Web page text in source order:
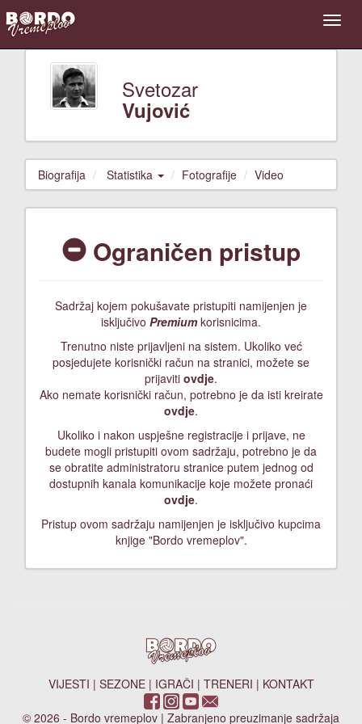
Svetozar
Vujović
Biografija Statistika Fotografije Video
Ograničen pristup
Sadržaj kojem pokušavate pristupiti namijenjen je
isključivo Premiumkorisnicima.
Trenutno niste prijavljeni na sistem. Ukoliko već
posjedujete korisnički račun na stranici, možete se
prijaviti ovdje.
Ako nemate korisnički račun, potrebno je da isti kreirate
ovdje.
Ukoliko i nakon uspješne registracije i prijave, ne
budete mogli pristupiti ovom sadržaju, potrebno je da
se obratite administratoru stranice putem jednog od
dostupnih kanala komunikacije koje možete pronaći
ovdje.
Pristup ovom sadržaju namijenjen je isključivo kupcima
knjige "Bordo vremeplov".
VIJESTI | SEZONE| IGRAČI | TRENERI | KONTAKT
© 2026 - Bordo vremeplov | Zabranjeno preuzimanje sadržaja